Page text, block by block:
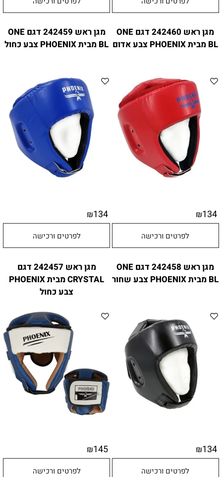
מגן ראש 242460 דגם ONE
BL מבית PHOENIX צבע אדום
₪134
לפרטים ורכישה
מגן ראש 242459 דגם ONE
BL מבית PHOENIX צבע כחול
₪134
לפרטים ורכישה
מגן ראש 242458 דגם ONE
BL מבית PHOENIX צבע שחור
₪134
לפרטים ורכישה
מגן ראש 242457 דגם
CRYSTAL מבית PHOENIX
צבע כחול
₪145
לפרטים ורכישה